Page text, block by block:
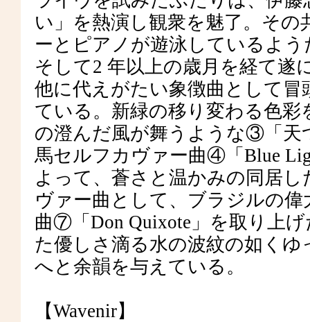
い」を熱演し観衆を魅了。そ
ーとピアノが遊泳しているよう
そして2 年以上の歳月を経て遂
他に代えがたい象徴曲として
ている。新緑の移り変わる色
の澄んだ風が舞うような③「天
馬セルフカヴァー曲④「Blue
よって、蒼さと温かみの同居
ヴァー曲として、ブラジルの
曲⑦「Don Quixote」を取り上
た優しさ滴る水の波紋の如く
へと余韻を与えている。
【Wavenir】